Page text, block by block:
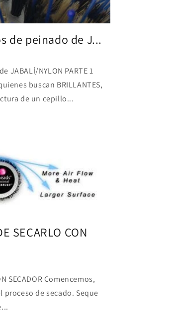
de peinado de J...
JABALÍ/NYLON PARTE 1
buscan BRILLANTES,
de un cepillo...
SECARLO CON
SECADOR Comencemos,
de secado. Seque